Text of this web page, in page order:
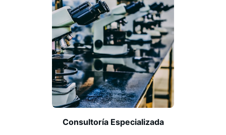
Consultoría Especializada